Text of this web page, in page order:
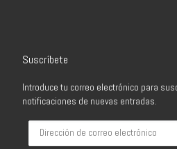
Suscríbete
Introduce tu correo electrónico para
notificaciones de nuevas entradas.